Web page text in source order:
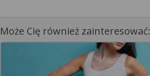
Może Cię również zainteresować: